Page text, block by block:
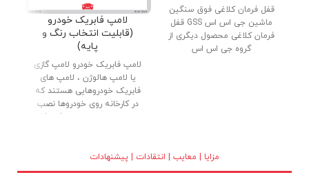
قفل فرمان کلاغی فوق سنگین
ماشین جی اس اس GSS قفل
فرمان کلاغی محصول دیگری از
گروه جی اس اس
لامپ فابریک خودرو
(قابلیت انتخاب رنگ و
پایه)
لامپ فابریک خودرو لامپ گازی
یا لامپ هالوژن ، لامپ های
فابریک خودروهایی هستند که
در کارخانه روی خودروها نصب
می شوند. لامپ های فابریک
بازار عرضه شده اند. نور خوب و
طول عمر بالا از دلایل استقبال
مزایا | معایب | انتقادات | پیشنهادات